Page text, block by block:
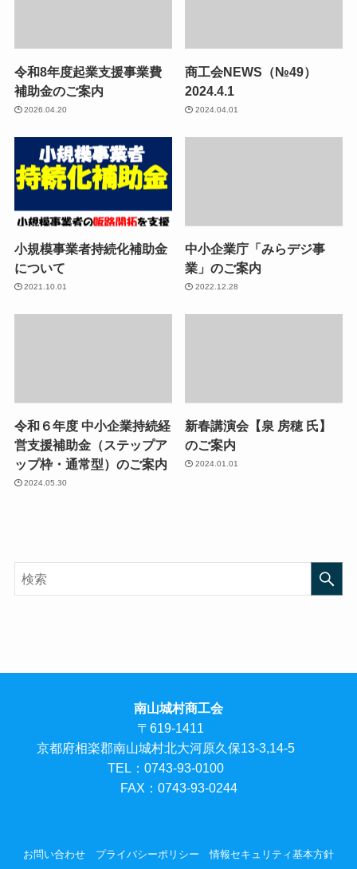
令和8年度起業支援事業費
補助金のご案内
2026.04.20
商工会NEWS（№49）
2024.4.1
2024.04.01
小規模事業者持続化補助金
について
2021.10.01
中小企業庁「みらデジ事
業」のご案内
2022.12.28
令和６年度 中小企業持続経
営支援補助金（ステップア
ップ枠・通常型）のご案内
2024.05.30
新春講演会【泉 房穂 氏】
のご案内
2024.01.01
南山城村商工会
〒619-1411
京都府相楽郡南山城村北大河原久保13-3,14-5
TEL：0743-93-0100
FAX：0743-93-0244
お問い合わせ プライバシーポリシー 情報セキュリティ基本方針